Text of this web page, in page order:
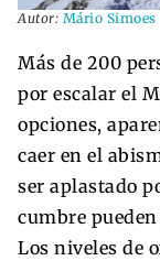
Autor: Mário Simoes
Más de 200
por escalar el
opciones,
caer en el
ser aplastado
cumbre
Los niveles de